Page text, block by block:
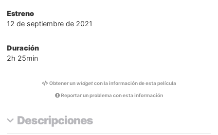
Estreno
12 de septiembre de 2021
Duración
2h 25min
Obtener unwidgetcon la información de esta película
Reportar un problema con esta información
Descripciones